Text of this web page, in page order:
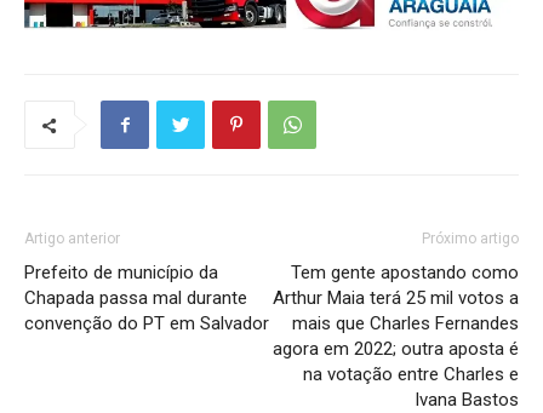
Artigo anterior
Prefeito de município da
Chapada passa mal durante
convenção do PT em Salvador
Próximo artigo
Tem gente apostando como
Arthur Maia terá 25 mil votos a
mais que Charles Fernandes
agora em 2022; outra aposta é
na votação entre Charles e
Ivana Bastos